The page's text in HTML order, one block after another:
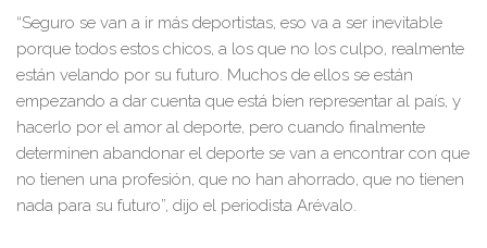
“Seguro se van a ir más deportistas, eso va a ser inevitable
porque todos estos chicos, a los que no los culpo, realmente
están velando por su futuro. Muchos de ellos se están
empezando a dar cuenta que está bien representar al país, y
hacerlo por el amor al deporte, pero cuando finalmente
determinen abandonar el deporte se van a encontrar con que
no tienen una profesión, que no han ahorrado, que no tienen
nada para su futuro”, dijo el periodista Arévalo.